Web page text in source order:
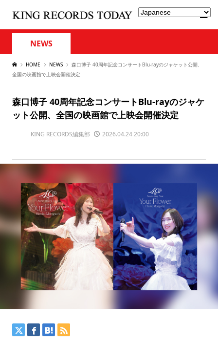
NEWS
HOME NEWS
森口博子 40周年記念コンサートBlu-rayのジャケット公開、
全国の映画館で上映会開催決定
森口博子 40周年記念コンサートBlu-rayのジャケ
ット公開、全国の映画館で上映会開催決定
KING RECORDS編集部 2026.04.24 20:00